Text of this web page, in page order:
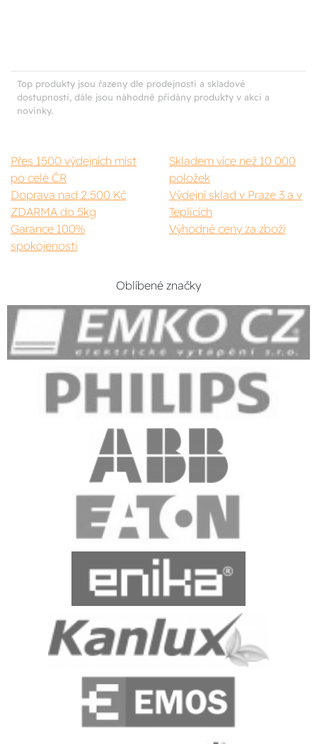
Top produkty jsou řazeny dle prodejnosti a skladové
dostupnosti, dále jsou náhodně přidány produkty v akci a
novinky.
Přes 1500 výdejních míst
po celé ČR
Skladem více než 10 000
položek
Doprava nad 2.500 Kč
ZDARMA do 5kg
Výdejní sklad v Praze 3 a v
Teplicích
Garance 100%
spokojenosti
Výhodné ceny za zboží
Oblíbené značky